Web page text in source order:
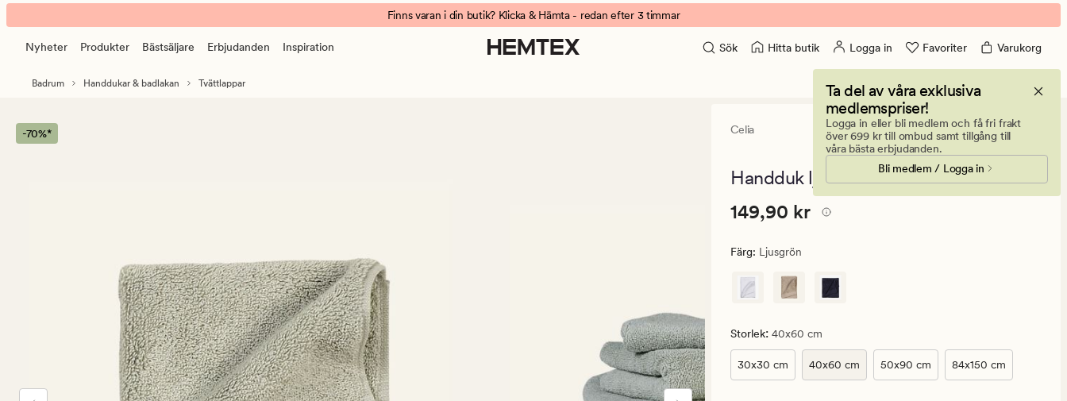
Celia
handduk
ljusgrön
banner.
Klicka
ESCAPE
att
pausa.
Finns varan i din butik? Klicka & Hämta - redan efter 3 timmar
Nyheter Produkter Bästsäljare Erbjudanden Inspiration Sök Hitta butik Logga in Favoriter Varukorg
Ta del av våra exklusiva
medlemspriser!
Logga in eller bli medlem och få fri frakt
över 699 kr till ombud samt tillgång till
våra bästa erbjudanden.
Bli medlem / Logga in
Badrum Handdukar & badlakan Tvättlappar
-70%* Celia
179
omdömen
med
ett
betyg
4.5 (179)
Handduk ljusgrön - 40x60 cm
Pris
149,90
kr.
Ordinarie
pris
149,90
Pris 149,90 kr
149,90 kr
Färg: Ljusgrön
Storlek: 40x60 cm
30x30 cm 40x60 cm 50x90 cm 84x150 cm